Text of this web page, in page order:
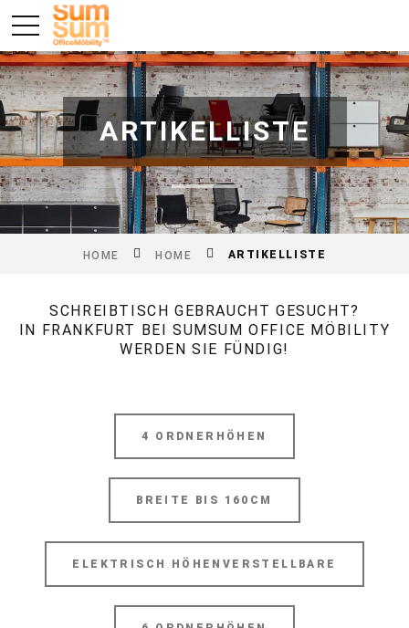
ARTIKELLISTE
HOME HOME ARTIKELLISTE
SCHREIBTISCH GEBRAUCHT GESUCHT?
IN FRANKFURT BEI SUMSUM OFFICE MÖBILITY
WERDEN SIE FÜNDIG!
4 ORDNERHÖHEN
BREITE BIS 160CM
ELEKTRISCH HÖHENVERSTELLBARE